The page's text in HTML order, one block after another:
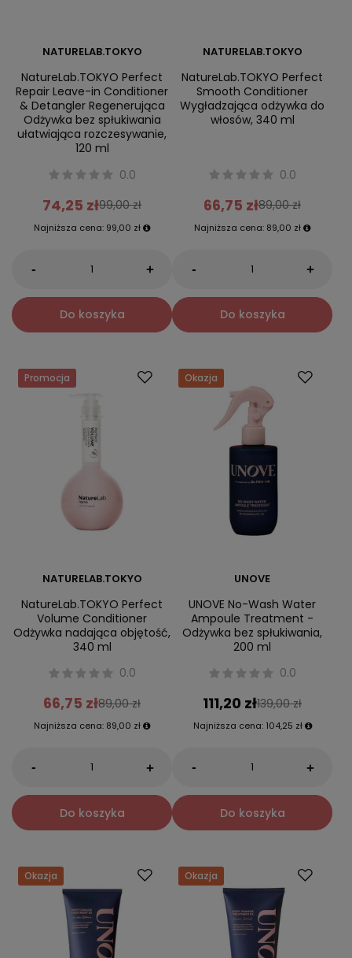
NATURELAB.TOKYO
NatureLab.TOKYO Perfect
Repair Leave-in Conditioner
& Detangler Regenerująca
Odżywka bez spłukiwania
ułatwiająca rozczesywanie,
120 ml
0.0
74,25 zł99,00 zł
Najniższa cena: 99,00 zł
- +
Do koszyka
NATURELAB.TOKYO
NatureLab.TOKYO Perfect
Smooth Conditioner
Wygładzająca odżywka do
włosów, 340 ml
0.0
66,75 zł89,00 zł
Najniższa cena: 89,00 zł
- +
Do koszyka
Promocja
NATURELAB.TOKYO
NatureLab.TOKYO Perfect
Volume Conditioner
Odżywka nadająca objętość,
340 ml
0.0
66,75 zł89,00 zł
Najniższa cena: 89,00 zł
- +
Do koszyka
Okazja
UNOVE
UNOVE No-Wash Water
Ampoule Treatment -
Odżywka bez spłukiwania,
200 ml
0.0
111,20 zł139,00 zł
Najniższa cena: 104,25 zł
- +
Do koszyka
Okazja Okazja